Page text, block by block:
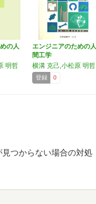
の人
明哲
エンジニアのための人
間工学
横溝 克己,小松原 明哲
登録 0
つからない場合の対処